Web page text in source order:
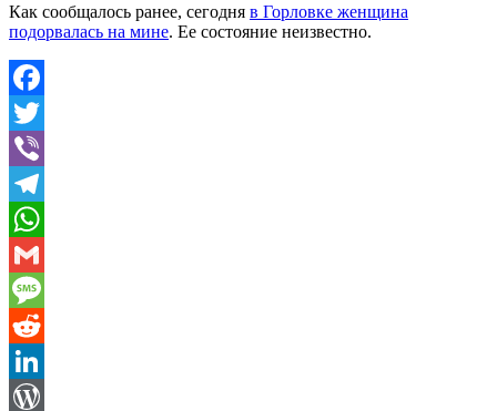
Как сообщалось ранее, сегодня в Горловке женщина
подорвалась на мине. Ее состояние неизвестно.
Facebook
Twitter
Viber
Telegram
WhatsApp
Gmail
Message
Reddit
LinkedIn